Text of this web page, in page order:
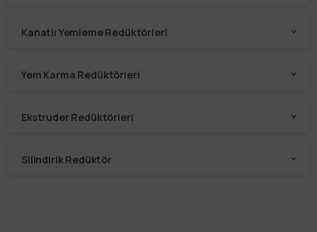
Kanatlı Yemleme Redüktörleri
Yem Karma Redüktörleri
Ekstruder Redüktörleri
Silindirik Redüktör